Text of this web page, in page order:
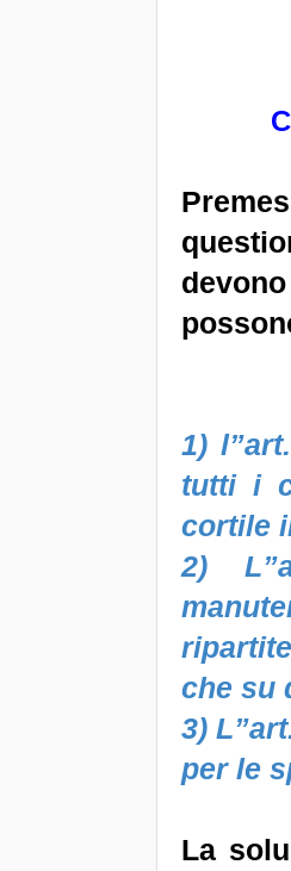
1)
tutti i
cortile
2)
che su
3)
per le
La